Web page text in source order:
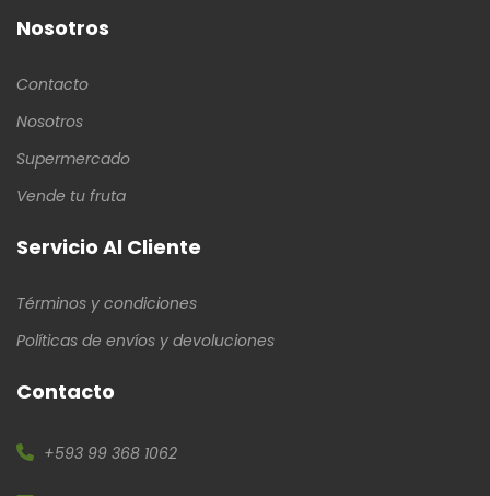
Nosotros
Contacto
Nosotros
Supermercado
Vende tu fruta
Servicio Al Cliente
Términos y condiciones
Políticas de envíos y devoluciones
Contacto
+593 99 368 1062